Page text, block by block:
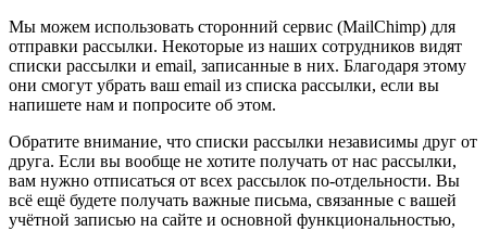
Мы можем использовать сторонний сервис (MailChimp) для
отправки рассылки. Некоторые из наших сотрудников видят
списки рассылки и email, записанные в них. Благодаря этому
они смогут убрать ваш email из списка рассылки, если вы
напишете нам и попросите об этом.
Обратите внимание, что списки рассылки независимы друг от
друга. Если вы вообще не хотите получать от нас рассылки,
вам нужно отписаться от всех рассылок по-отдельности. Вы
всё ещё будете получать важные письма, связанные с вашей
учётной записью на сайте и основной функциональностью,